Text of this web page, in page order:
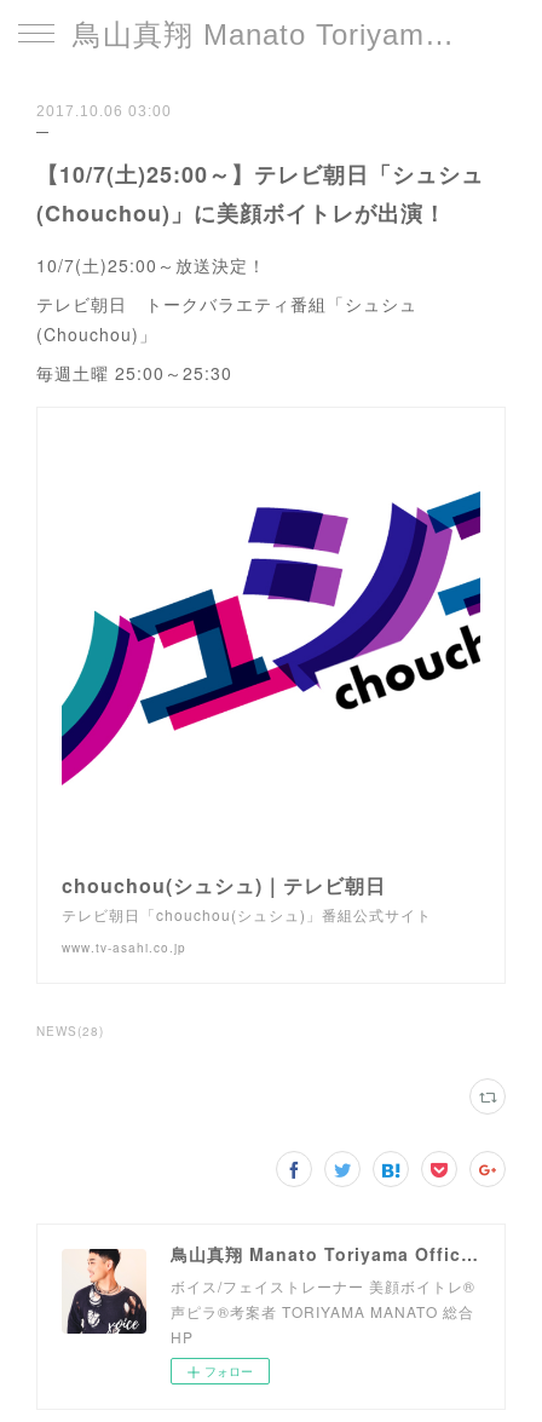
鳥山真翔 Manato Toriyama Official HP＜総合＞
2017.10.06 03:00
【10/7(土)25:00～】テレビ朝日「シュシュ
(Chouchou)」に美顔ボイトレが出演！
10/7(土)25:00～放送決定！
テレビ朝日 トークバラエティ番組「シュシュ
(Chouchou)」
毎週土曜 25:00～25:30
chouchou(シュシュ)｜テレビ朝日
テレビ朝日「chouchou(シュシュ)」番組公式サイト
www.tv-asahi.co.jp
NEWS (28)
鳥山真翔 Manato Toriyama Official HP＜総合＞
ボイス/フェイストレーナー 美顔ボイトレ®︎
声ピラ®︎考案者 TORIYAMA MANATO 総合
HP
フォロー